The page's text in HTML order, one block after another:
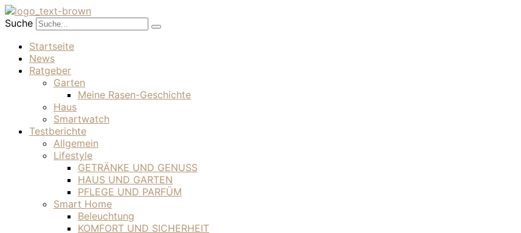
Suche
Startseite
News
Ratgeber
Garten
Meine Rasen-Geschichte
Haus
Smartwatch
Testberichte
Allgemein
Lifestyle
GETRÄNKE UND GENUSS
HAUS UND GARTEN
PFLEGE UND PARFÜM
Smart Home
Beleuchtung
KOMFORT UND SICHERHEIT